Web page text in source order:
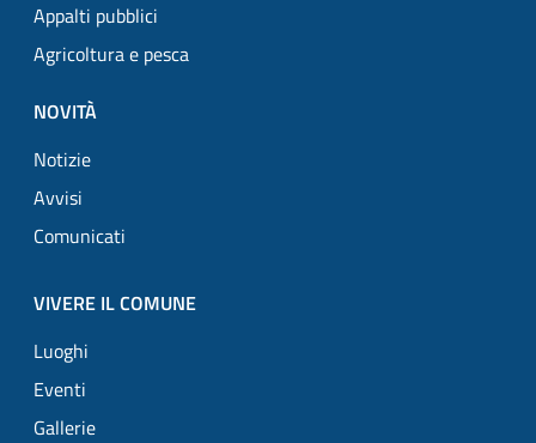
Appalti pubblici
Agricoltura e pesca
NOVITÀ
Notizie
Avvisi
Comunicati
VIVERE IL COMUNE
Luoghi
Eventi
Gallerie